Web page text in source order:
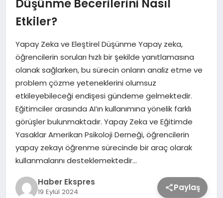
SPOR
TEKNOLOJİ
SAĞLIK
MAGAZİN
EĞİTİM
Düşünme Becerilerini Nasıl
Etkiler?
Yapay Zeka ve Eleştirel Düşünme Yapay zeka,
öğrencilerin soruları hızlı bir şekilde yanıtlamasına
olanak sağlarken, bu sürecin onların analiz etme ve
problem çözme yeteneklerini olumsuz
etkileyebileceği endişesi gündeme gelmektedir.
Eğitimciler arasında AI’ın kullanımına yönelik farklı
görüşler bulunmaktadır. Yapay Zeka ve Eğitimde
Yasaklar Amerikan Psikoloji Derneği, öğrencilerin
yapay zekayı öğrenme sürecinde bir araç olarak
kullanmalarını desteklemektedir…
Haber Ekspres
19 Eylül 2024 Paylaş